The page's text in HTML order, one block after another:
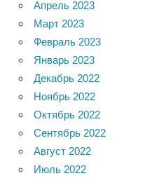
Апрель 2023
Март 2023
Февраль 2023
Январь 2023
Декабрь 2022
Ноябрь 2022
Октябрь 2022
Сентябрь 2022
Август 2022
Июль 2022